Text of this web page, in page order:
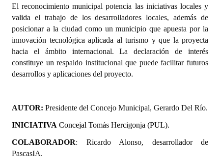
Premio al Mérito - Registro
Audiencias Públicas - Registro
Mujeres que Dejaron Huellas - Registro
Periodistas Decanos - Registro
Banca del Vecino - Registro
Huéspedes de Honor - Registro
Antiguos Pobladores - Registro
El reconocimiento municipal potencia las iniciativas locales y
valida el trabajo de los desarrolladores locales, además de
posicionar a la ciudad como un municipio que apuesta por la
innovación tecnológica aplicada al turismo y que la proyecta
hacia el ámbito internacional. La declaración de interés
constituye un respaldo institucional que puede facilitar futuros
desarrollos y aplicaciones del proyecto.
AUTOR: Presidente del Concejo Municipal, Gerardo Del Río.
INICIATIVA Concejal Tomás Hercigonja (PUL).
COLABORADOR: Ricardo Alonso, desarrollador de
PascasIA.